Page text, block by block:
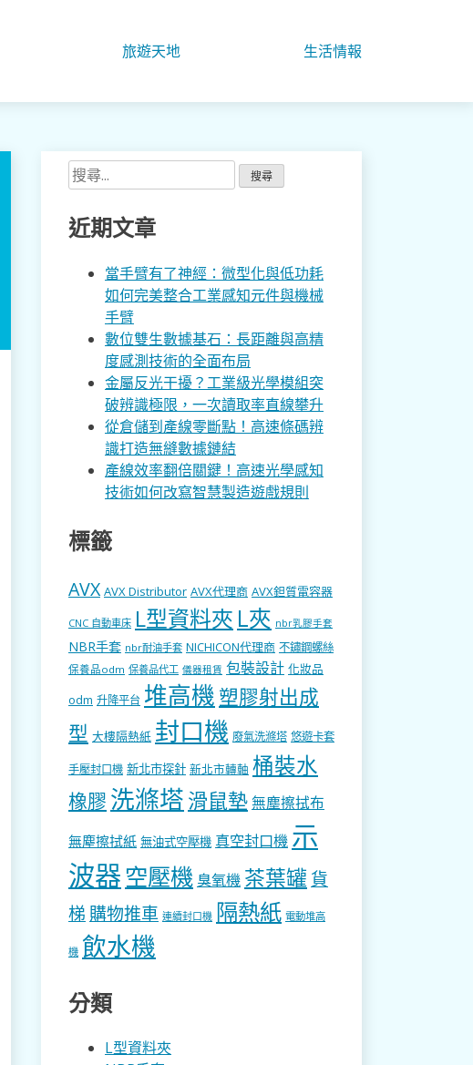
旅遊天地 生活情報
搜
尋
關
鍵
近期文章
當手臂有了神經：微型化與低功耗
如何完美整合工業感知元件與機械
手臂
數位雙生數據基石：長距離與高精
度感測技術的全面布局
金屬反光干擾？工業級光學模組突
破辨識極限，一次讀取率直線攀升
從倉儲到產線零斷點！高速條碼辨
識打造無縫數據鏈結
產線效率翻倍關鍵！高速光學感知
技術如何改寫智慧製造遊戲規則
標籤
AVX AVX Distributor AVX代理商 AVX鉭質電容器
CNC 自動車床 L型資料夾 L夾 nbr乳膠手套
NBR手套 nbr耐油手套 NICHICON代理商 不鏽鋼螺絲
保養品odm 保養品代工 儀器租賃 包裝設計 化妝品
odm 升降平台 堆高機 塑膠射出成
型 大樓隔熱紙 封口機 廢氣洗滌塔 悠遊卡套
手壓封口機 新北市探針 新北市轉軸 桶裝水
橡膠 洗滌塔 滑鼠墊無塵擦拭布
無塵擦拭紙 無油式空壓機 真空封口機 示
波器 空壓機 臭氧機 茶葉罐 貨
梯 購物推車 連續封口機 隔熱紙 電動堆高
機 飲水機
分類
L型資料夾